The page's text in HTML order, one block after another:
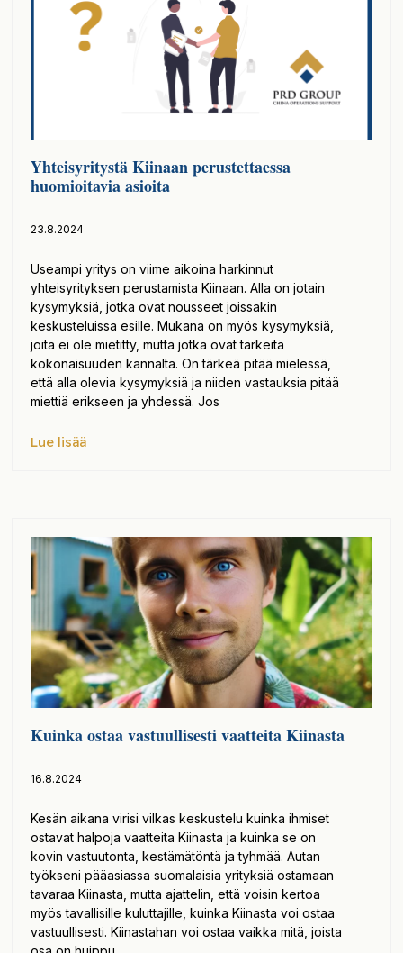
Yhteisyritystä Kiinaan perustettaessa
huomioitavia asioita
23.8.2024
Useampi yritys on viime aikoina harkinnut
yhteisyrityksen perustamista Kiinaan. Alla on jotain
kysymyksiä, jotka ovat nousseet joissakin
keskusteluissa esille. Mukana on myös kysymyksiä,
joita ei ole mietitty, mutta jotka ovat tärkeitä
kokonaisuuden kannalta. On tärkeä pitää mielessä,
että alla olevia kysymyksiä ja niiden vastauksia pitää
miettiä erikseen ja yhdessä. Jos
Lue lisää
Kuinka ostaa vastuullisesti vaatteita Kiinasta
16.8.2024
Kesän aikana virisi vilkas keskustelu kuinka ihmiset
ostavat halpoja vaatteita Kiinasta ja kuinka se on
kovin vastuutonta, kestämätöntä ja tyhmää. Autan
työkseni pääasiassa suomalaisia yrityksiä ostamaan
tavaraa Kiinasta, mutta ajattelin, että voisin kertoa
myös tavallisille kuluttajille, kuinka Kiinasta voi ostaa
vastuullisesti. Kiinastahan voi ostaa vaikka mitä, joista